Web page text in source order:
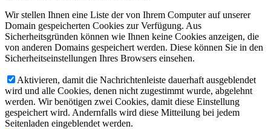
Wir stellen Ihnen eine Liste der von Ihrem Computer auf unserer
Domain gespeicherten Cookies zur Verfügung. Aus
Sicherheitsgründen können wie Ihnen keine Cookies anzeigen, die
von anderen Domains gespeichert werden. Diese können Sie in den
Sicherheitseinstellungen Ihres Browsers einsehen.
Aktivieren, damit die Nachrichtenleiste dauerhaft ausgeblendet
wird und alle Cookies, denen nicht zugestimmt wurde, abgelehnt
werden. Wir benötigen zwei Cookies, damit diese Einstellung
gespeichert wird. Andernfalls wird diese Mitteilung bei jedem
Seitenladen eingeblendet werden.